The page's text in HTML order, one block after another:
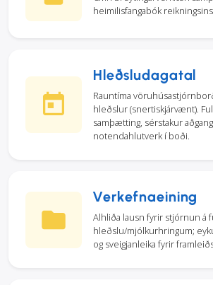
heimilisfangabók
Hleðsludagatal
Rauntíma
hleðslur (snertiskjárvænt).
samþætting, sérstakur
notendahlutverk í boði.
Verkefnaeining
Alhliða lausn fyrir stjórnun á
hleðslu/mjólkurhringum;
og sveigjanleika fyrir